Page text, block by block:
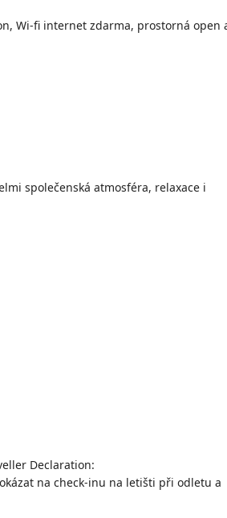
Wi-fi internet zdarma, prostorná open
společenská atmosféra, relaxace i
Declaration:
na check-inu na letišti při odletu a